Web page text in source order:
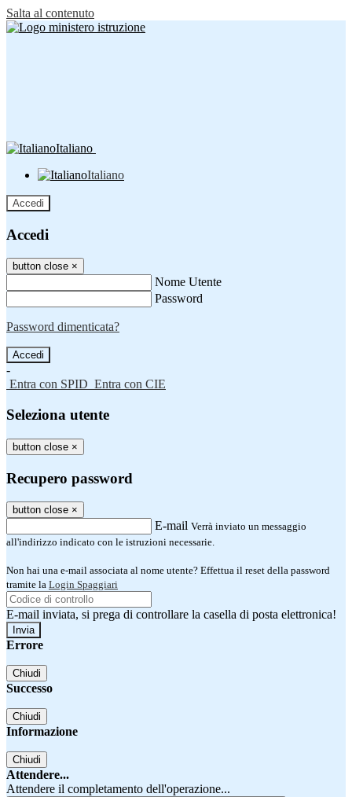
Salta al contenuto
Italiano
Italiano
Accedi
Accedi
button close ×
Nome Utente
Password
Password dimenticata?
-
Entra con SPID Entra con CIE
Seleziona utente
button close ×
Recupero password
button close ×
E-mail Verrà inviato un messaggio
all'indirizzo indicato con le istruzioni necessarie.
Non hai una e-mail associata al nome utente? Effettua il reset della password
tramite la Login Spaggiari
E-mail inviata, si prega di controllare la casella di posta elettronica!
Errore
Chiudi
Successo
Chiudi
Informazione
Chiudi
Attendere...
Attendere il completamento dell'operazione...